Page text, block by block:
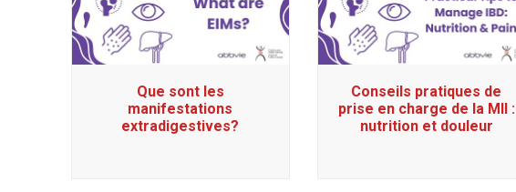
Que sont les
manifestations
extradigestives?
Conseils pratiques de
prise en charge de la MII :
nutrition et douleur